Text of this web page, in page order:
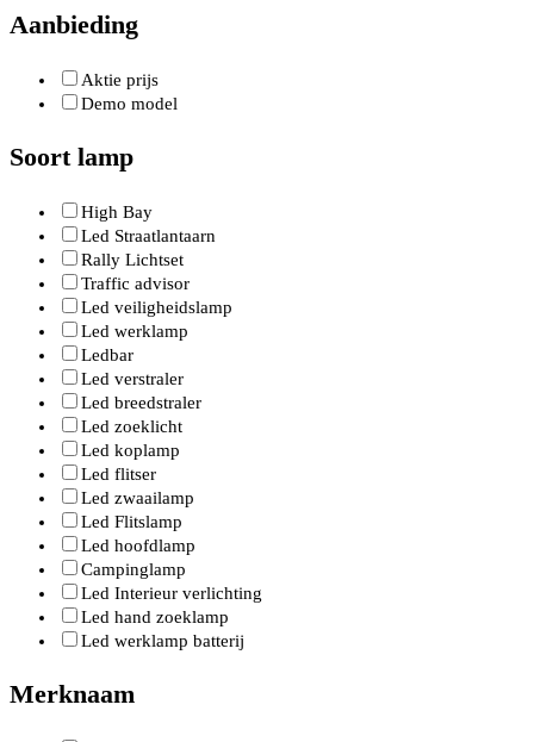
Aanbieding
Aktie prijs
Demo model
Soort lamp
High Bay
Led Straatlantaarn
Rally Lichtset
Traffic advisor
Led veiligheidslamp
Led werklamp
Ledbar
Led verstraler
Led breedstraler
Led zoeklicht
Led koplamp
Led flitser
Led zwaailamp
Led Flitslamp
Led hoofdlamp
Campinglamp
Led Interieur verlichting
Led hand zoeklamp
Led werklamp batterij
Merknaam